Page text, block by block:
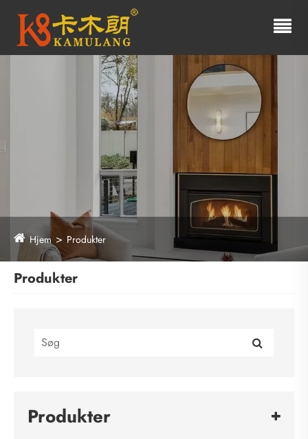
Hjem Produkter
Produkter
Produkter